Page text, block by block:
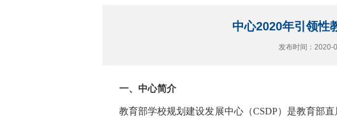
中心2020年引领性
发布时间：
一、中心简介
教育部学校规划建设发展中心（CSDP）是教育部